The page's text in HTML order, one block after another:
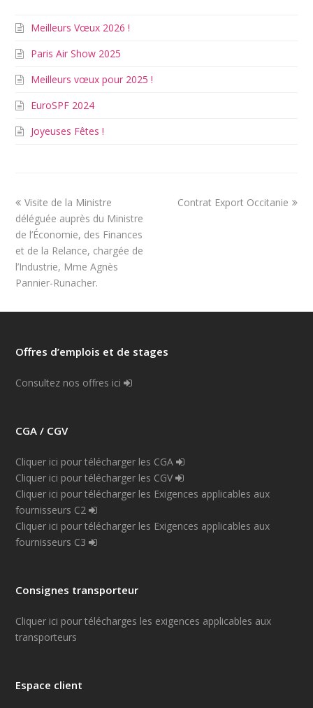
Meilleurs Vœux 2026 !
Paris Air Show 2025
Meilleurs vœux pour 2025 !
EuroSPF 2024
Joyeuses Fêtes !
Visite de la Ministre
déléguée auprès du Ministre
de l’Économie, des Finances
et de la Relance, chargée de
l’Industrie, Mme Agnès
Pannier-Runacher.
Contrat Export Occitanie
Offres d’emplois et de stages
Consultez nos offres ici
CGA / CGV
Cliquer ici pour télécharger les CGA
Cliquer ici pour télécharger les CGV
Cliquer ici pour télécharger les Exigences applicables aux
fournisseurs C2
Cliquer ici pour télécharger les Exigences applicables aux
fournisseurs C3
Consignes transporteur
Cliquer ici pour télécharges les exigences applicables aux
transporteurs
Espace client